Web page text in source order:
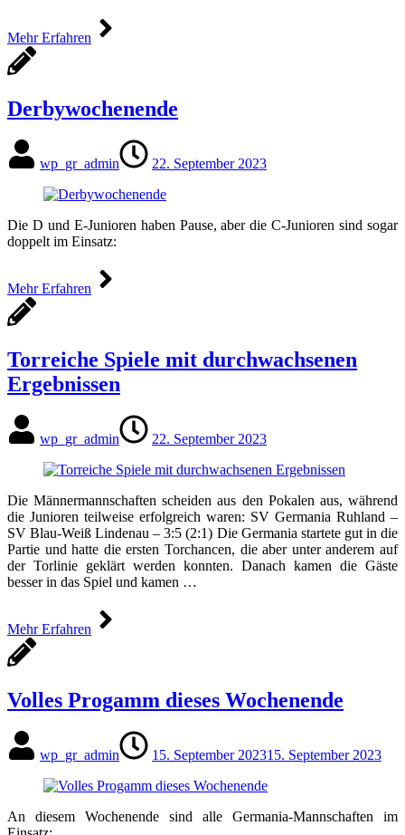
Mehr Erfahren
Derbywochenende
wp_gr_admin 22. September 2023
Die D und E-Junioren haben Pause, aber die C-Junioren sind sogar
doppelt im Einsatz:
Mehr Erfahren
Torreiche Spiele mit durchwachsenen
Ergebnissen
wp_gr_admin 22. September 2023
Die Männermannschaften scheiden aus den Pokalen aus, während
die Junioren teilweise erfolgreich waren: SV Germania Ruhland –
SV Blau-Weiß Lindenau – 3:5 (2:1) Die Germania startete gut in die
Partie und hatte die ersten Torchancen, die aber unter anderem auf
der Torlinie geklärt werden konnten. Danach kamen die Gäste
besser in das Spiel und kamen …
Mehr Erfahren
Volles Progamm dieses Wochenende
wp_gr_admin 15. September 202315. September 2023
An diesem Wochenende sind alle Germania-Mannschaften im